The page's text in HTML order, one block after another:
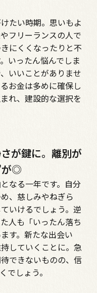
たい時期。思いもよ
フリーランスの人で
にくくなったりと不
いったん悩んでしま
いいことがありませ
お金は多めに確保し
れ、建設的な選択を
が鍵に。離別が
が◎
なる一年です。自分
、慈しみやねぎら
いけるでしょう。逆
人も「いったん落ち
す。新たな出会い
していくことに。急
できないものの、信
でしょう。